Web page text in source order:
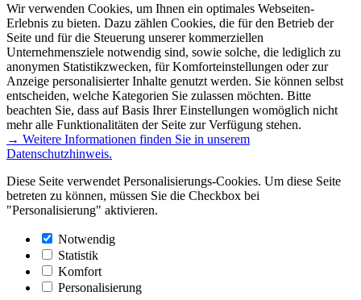
Wir verwenden Cookies, um Ihnen ein optimales Webseiten-
Erlebnis zu bieten. Dazu zählen Cookies, die für den Betrieb der
Seite und für die Steuerung unserer kommerziellen
Unternehmensziele notwendig sind, sowie solche, die lediglich zu
anonymen Statistikzwecken, für Komforteinstellungen oder zur
Anzeige personalisierter Inhalte genutzt werden. Sie können selbst
entscheiden, welche Kategorien Sie zulassen möchten. Bitte
beachten Sie, dass auf Basis Ihrer Einstellungen womöglich nicht
mehr alle Funktionalitäten der Seite zur Verfügung stehen.
→ Weitere Informationen finden Sie in unserem
Datenschutzhinweis.
Diese Seite verwendet Personalisierungs-Cookies. Um diese Seite
betreten zu können, müssen Sie die Checkbox bei
"Personalisierung" aktivieren.
Notwendig
Statistik
Komfort
Personalisierung